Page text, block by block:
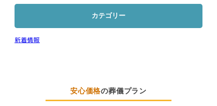
カテゴリー
新着情報
安心価格の葬儀プラン